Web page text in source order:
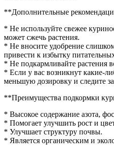
**Дополнительные
* Не используйте свежее
может сжечь растения.
* Не вносите удобрение
привести к избытку
* Не подкармливайте растения
* Если у вас возникнут какие-
меньшую дозировку и следите
**Преимущества подкормки
* Высокое содержание азота,
* Помогает улучшить рост и
* Улучшает структуру почвы.
* Является органическим и